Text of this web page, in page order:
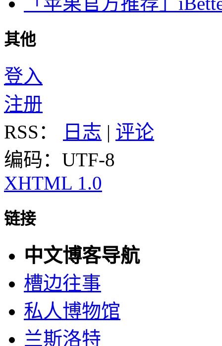
其他
登入
注册
RSS：
日志 | 评论
编码：UTF-8
XHTML 1.0
链接
中文博客导航
槽边往事
私人博物馆
兰斯洛特